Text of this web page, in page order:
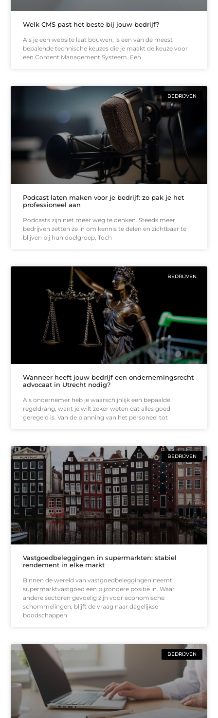
Welk CMS past het beste bij jouw bedrijf?
Als je een website laat bouwen, is een van de meest
bepalende technische keuzes die je maakt de keuze voor
een Content Management Systeem. Een
BEDRIJVEN
Podcast laten maken voor je bedrijf: zo pak je het
professioneel aan
Podcasts zijn niet meer weg te denken. Steeds meer
bedrijven zetten ze in om kennis te delen en zichtbaar te
blijven bij hun doelgroep. Toch
BEDRIJVEN
Wanneer heeft jouw bedrijf een ondernemingsrecht
advocaat in Utrecht nodig?
Als ondernemer heb je waarschijnlijk een bepaalde
regeldrang, want je wilt zeker weten dat alles goed
geregeld is. Van de planning van het personeel tot
BEDRIJVEN
Vastgoedbeleggingen in supermarkten: stabiel
rendement in elke markt
Binnen de wereld van vastgoedbeleggingen neemt
supermarktvastgoed een bijzondere positie in. Waar
andere sectoren gevoelig zijn voor economische
schommelingen, blijft de vraag naar dagelijkse
boodschappen
BEDRIJVEN